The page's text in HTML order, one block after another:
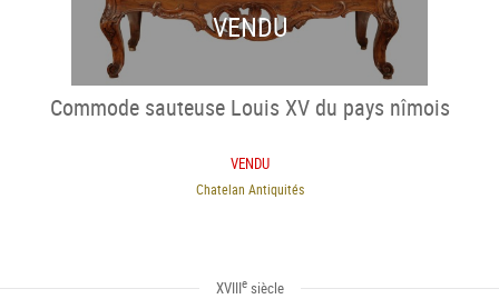
VENDU
Commode sauteuse Louis XV du pays nîmois
VENDU
Chatelan Antiquités
XVIIIesiècle